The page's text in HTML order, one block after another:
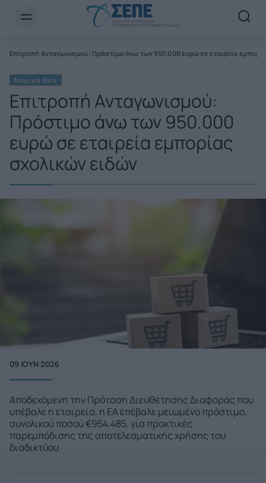
Επιτροπή Ανταγωνισμού: Πρόστιμο άνω των 950.000 ευρώ σε εταιρεία
Νομικά Νέα
Επιτροπή Ανταγωνισμού:
Πρόστιμο άνω των 950.000
ευρώ σε εταιρεία εμπορίας
σχολικών ειδών
09 ΙΟΥΝ 2026
Αποδεχόμενη την Πρόταση Διευθέτησης Διαφοράς που
υπέβαλε η εταιρεία, η ΕΑ επέβαλε μειωμένο πρόστιμο,
συνολικού ποσού €954.485, για πρακτικές
παρεμπόδισης της αποτελεσματικής χρήσης του
διαδικτύου
Newsletter Email*